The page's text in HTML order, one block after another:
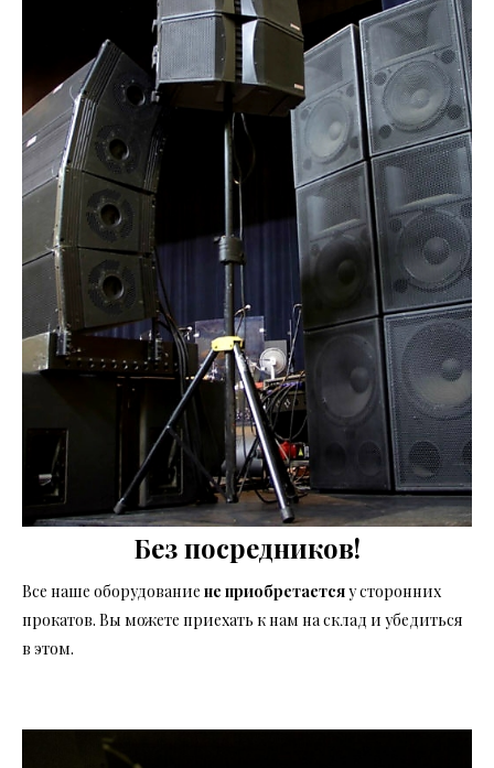
Без посредников!
Все наше оборудование не приобретаетсяу сторонних
прокатов. Вы можете приехать к нам на склад и убедиться
в этом.